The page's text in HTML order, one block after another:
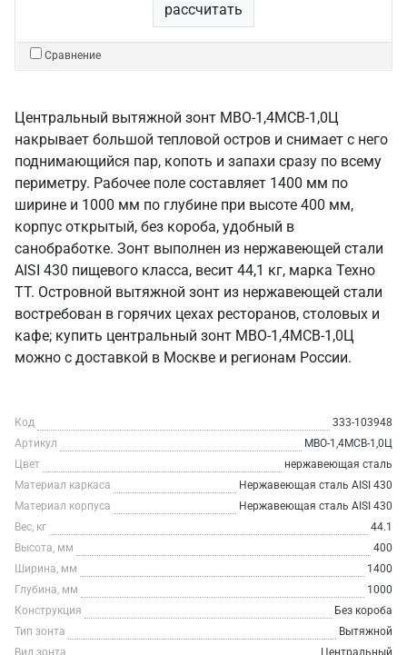
рассчитать
Сравнение
Центральный вытяжной зонт МВО-1,4МСВ-1,0Ц
накрывает большой тепловой остров и снимает с него
поднимающийся пар, копоть и запахи сразу по всему
периметру. Рабочее поле составляет 1400 мм по
ширине и 1000 мм по глубине при высоте 400 мм,
корпус открытый, без короба, удобный в
санобработке. Зонт выполнен из нержавеющей стали
AISI 430 пищевого класса, весит 44,1 кг, марка Техно
ТТ. Островной вытяжной зонт из нержавеющей стали
востребован в горячих цехах ресторанов, столовых и
кафе; купить центральный зонт МВО-1,4МСВ-1,0Ц
можно с доставкой в Москве и регионам России.
Код
333-103948
Артикул
МВО-1,4МСВ-1,0Ц
Цвет
нержавеющая сталь
Материал каркаса
Нержавеющая сталь AISI 430
Материал корпуса
Нержавеющая сталь AISI 430
Вес, кг
44.1
Высота, мм
400
Ширина, мм
1400
Глубина, мм
1000
Конструкция
Без короба
Тип зонта
Вытяжной
Вид зонта
Центральный